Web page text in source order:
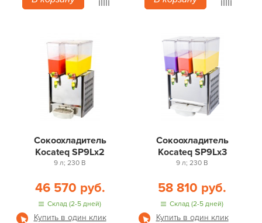
Сокоохладитель
Kocateq SP9Lx2
9 л; 230 В
46 570 руб.
Склад (2-5 дней)
Купить в один клик
Сокоохладитель
Kocateq SP9Lx3
9 л; 230 В
58 810 руб.
Склад (2-5 дней)
Купить в один клик